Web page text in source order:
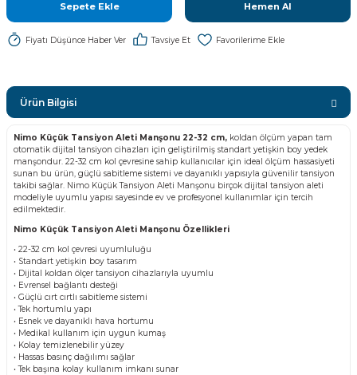
Sepete Ekle Hemen Al
Fiyatı Düşünce Haber Ver Tavsiye Et
Ürün Bilgisi
Nimo Küçük Tansiyon Aleti Manşonu 22-32 cm, koldan ölçüm yapan tam
otomatik dijital tansiyon cihazları için geliştirilmiş standart yetişkin boy yedek
manşondur. 22-32 cm kol çevresine sahip kullanıcılar için ideal ölçüm hassasiyeti
sunan bu ürün, güçlü sabitleme sistemi ve dayanıklı yapısıyla güvenilir tansiyon
takibi sağlar. Nimo Küçük Tansiyon Aleti Manşonu birçok dijital tansiyon aleti
modeliyle uyumlu yapısı sayesinde ev ve profesyonel kullanımlar için tercih
edilmektedir.
Nimo Küçük Tansiyon Aleti Manşonu Özellikleri
• 22-32 cm kol çevresi uyumluluğu
• Standart yetişkin boy tasarım
• Dijital koldan ölçer tansiyon cihazlarıyla uyumlu
• Evrensel bağlantı desteği
• Güçlü cırt cırtlı sabitleme sistemi
• Tek hortumlu yapı
• Esnek ve dayanıklı hava hortumu
• Medikal kullanım için uygun kumaş
• Kolay temizlenebilir yüzey
• Hassas basınç dağılımı sağlar
• Tek başına kolay kullanım imkanı sunar